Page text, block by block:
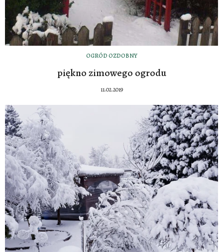
OGRÓD OZDOBNY
piękno zimowego ogrodu
11.02.2019